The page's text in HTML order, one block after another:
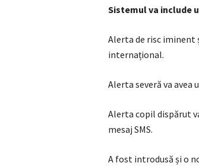
Sistemul va include
Alerta de risc iminent
internațional.
Alerta severă va avea
Alerta copil dispărut
mesaj SMS.
A fost introdusă și o